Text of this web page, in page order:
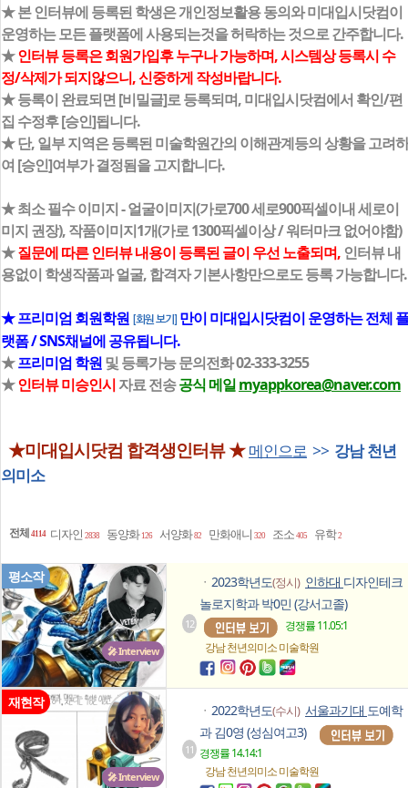
★ 본 인터뷰에 등록된 학생은 개인정보활용 동의와 미대입시닷컴이
운영하는 모든 플랫폼에 사용되는것을 허락하는 것으로 간주합니다.
★인터뷰 등록은 회원가입후 누구나 가능하며, 시스템상 등록시 수
정/삭제가 되지않으니, 신중하게 작성바랍니다.
★ 등록이 완료되면 [비밀글]로 등록되며, 미대입시닷컴에서 확인/편
집 수정후 [승인]됩니다.
★ 단, 일부 지역은 등록된 미술학원간의 이해관계등의 상황을 고려하
여 [승인]여부가 결정됨을 고지합니다.
★ 최소 필수 이미지 - 얼굴이미지(가로700 세로900픽셀이내 세로이
미지 권장), 작품이미지1개(가로 1300픽셀이상 / 워터마크 없어야함)
★질문에 따른 인터뷰 내용이 등록된 글이 우선 노출되며, 인터뷰 내
용없이 학생작품과 얼굴, 합격자 기본사항만으로도 등록 가능합니다.
★ 프리미엄 회원학원 [회원 보기] 만이 미대입시닷컴이 운영하는 전체 플
랫폼 / SNS채널에 공유됩니다.
★프리미엄 학원및 등록가능 문의전화 02-333-3255
★인터뷰 미승인시자료 전송공식 메일myappkorea@naver.com
★미대입시닷컴 합격생인터뷰 ★메인으로 >> 강남 천년
의미소
전체 4114 디자인 2838 동양화 126 서양화82 만화애니 320 조소 405 유학2
🎤 Interview
평소작
12
ㆍ 2023학년도(정시) 인하대 디자인테크
놀로지학과 박0민 (강서고졸)
경쟁률 11.05:1
강남 천년의미소미술학원
🎤 Interview
재현작
11
ㆍ 2022학년도(수시) 서울과기대 도예학
과 김0영 (성심여고3)
경쟁률 14.14:1
강남 천년의미소미술학원